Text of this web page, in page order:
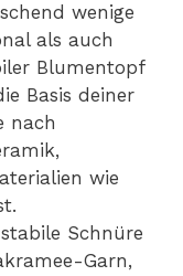
wenige
als auch
Blumentopf
Basis deiner
nach
wie
Schnüre
Garn,